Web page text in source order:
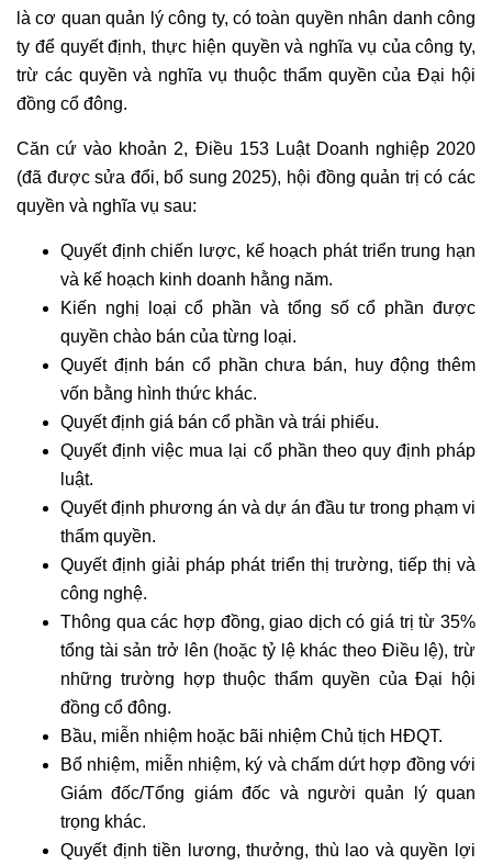
là cơ quan quản lý công ty, có toàn quyền nhân danh công
ty để quyết định, thực hiện quyền và nghĩa vụ của công ty,
trừ các quyền và nghĩa vụ thuộc thẩm quyền của Đại hội
đồng cổ đông.
Căn cứ vào khoản 2, Điều 153 Luật Doanh nghiệp 2020
(đã được sửa đổi, bổ sung 2025), hội đồng quản trị có các
quyền và nghĩa vụ sau:
Quyết định chiến lược, kế hoạch phát triển trung hạn
và kế hoạch kinh doanh hằng năm.
Kiến nghị loại cổ phần và tổng số cổ phần được
quyền chào bán của từng loại.
Quyết định bán cổ phần chưa bán, huy động thêm
vốn bằng hình thức khác.
Quyết định giá bán cổ phần và trái phiếu.
Quyết định việc mua lại cổ phần theo quy định pháp
luật.
Quyết định phương án và dự án đầu tư trong phạm vi
thẩm quyền.
Quyết định giải pháp phát triển thị trường, tiếp thị và
công nghệ.
Thông qua các hợp đồng, giao dịch có giá trị từ 35%
tổng tài sản trở lên (hoặc tỷ lệ khác theo Điều lệ), trừ
những trường hợp thuộc thẩm quyền của Đại hội
đồng cổ đông.
Bầu, miễn nhiệm hoặc bãi nhiệm Chủ tịch HĐQT.
Bổ nhiệm, miễn nhiệm, ký và chấm dứt hợp đồng với
Giám đốc/Tổng giám đốc và người quản lý quan
trọng khác.
Quyết định tiền lương, thưởng, thù lao và quyền lợi